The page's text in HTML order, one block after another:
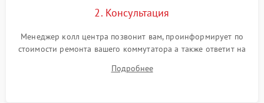
2. Консультация
Менеджер колл центра позвонит вам, проинформирует по
стоимости ремонта вашего коммутатора а также ответит на
Подробнее